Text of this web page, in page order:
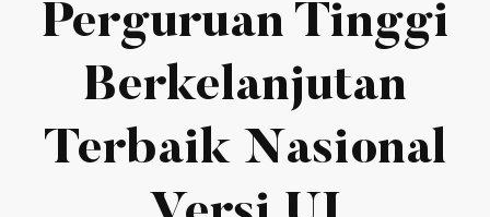
Perguruan Tinggi
Berkelanjutan
Terbaik Nasional